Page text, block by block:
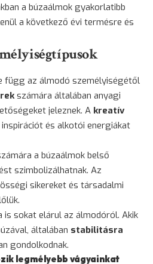
a búzaálmok gyakorlatibb
a következő évi termésre és
függ az álmodó személyiségétől
számára általában anyagi
jeleznek. A kreatív
és alkotói energiákat
a búzaálmok belső
szimbolizálhatnak. Az
sikereket és társadalmi
is sokat elárul az álmodóról. Akik
általában stabilitásra
gondolkodnak.
legmélyebb vágyainkat